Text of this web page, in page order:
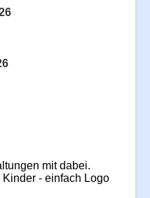
mit dabei.
- einfach Logo